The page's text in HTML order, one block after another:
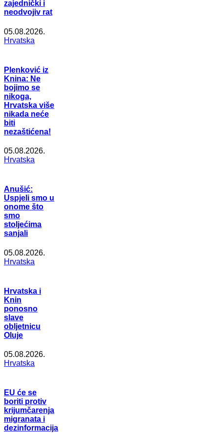
zajednički i
neodvojiv rat
05.08.2026.
Hrvatska
Plenković iz
Knina: Ne
bojimo se
nikoga,
Hrvatska više
nikada neće
biti
nezaštićena!
05.08.2026.
Hrvatska
Anušić:
Uspjeli smo u
onome što
smo
stoljećima
sanjali
05.08.2026.
Hrvatska
Hrvatska i
Knin
ponosno
slave
obljetnicu
Oluje
05.08.2026.
Hrvatska
EU će se
boriti protiv
krijumčarenja
migranata i
dezinformacija